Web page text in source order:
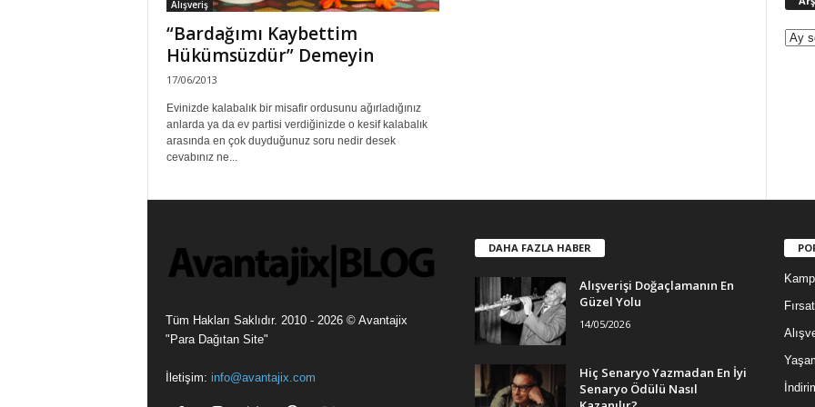
Alışveriş
“Bardağımı Kaybettim
Hükümsüzdür” Demeyin
17/06/2013
Evinizde kalabalık bir misafir ordusunu ağırladığınız
anlarda ya da ev partisi verdiğinizde o kesif kalabalık
arasında en çok duyduğunuz soru nedir desek
cevabınız ne...
Tüm Hakları Saklıdır. 2010 - 2026 © Avantajix
"Para Dağıtan Site"
İletişim: info@avantajix.com
DAHA FAZLA HABER
Alışverişi Doğaçlamanın En
Güzel Yolu
14/05/2026
Hiç Senaryo Yazmadan En İyi
Senaryo Ödülü Nasıl